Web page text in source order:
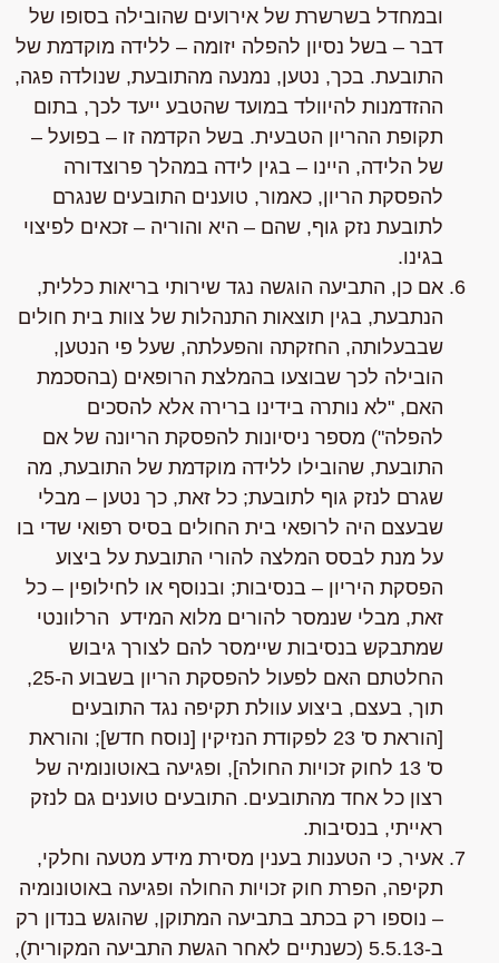
ובמחדל בשרשרת של אירועים שהובילה בסופו של
דבר – בשל נסיון להפלה יזומה – ללידה מוקדמת של
התובעת. בכך, נטען, נמנעה מהתובעת, שנולדה פגה,
ההזדמנות להיוולד במועד שהטבע ייעד לכך, בתום
תקופת ההריון הטבעית. בשל הקדמה זו – בפועל –
של הלידה, היינו – בגין לידה במהלך פרוצדורה
להפסקת הריון, כאמור, טוענים התובעים שנגרם
לתובעת נזק גוף, שהם – היא והוריה – זכאים לפיצוי
בגינו.
אם כן, התביעה הוגשה נגד שירותי בריאות כללית,
הנתבעת, בגין תוצאות התנהלות של צוות בית חולים
שבבעלותה, החזקתה והפעלתה, שעל פי הנטען,
הובילה לכך שבוצעו בהמלצת הרופאים (בהסכמת
האם, "לא נותרה בידינו ברירה אלא להסכים
להפלה") מספר ניסיונות להפסקת הריונה של אם
התובעת, שהובילו ללידה מוקדמת של התובעת, מה
שגרם לנזק גוף לתובעת; כל זאת, כך נטען – מבלי
שבעצם היה לרופאי בית החולים בסיס רפואי שדי בו
על מנת לבסס המלצה להורי התובעת על ביצוע
הפסקת היריון – בנסיבות; ובנוסף או לחילופין – כל
זאת, מבלי שנמסר להורים מלוא המידע הרלוונטי
שמתבקש בנסיבות שיימסר להם לצורך גיבוש
החלטתם האם לפעול להפסקת הריון בשבוע ה-25,
תוך, בעצם, ביצוע עוולת תקיפה נגד התובעים
הוראת ס' 23 לפקודת הנזיקין [נוסח חדש]; והוראת
ס' 13 לחוק זכויות החולה
], ופגיעה באוטונומיה של
רצון כל אחד מהתובעים. התובעים טוענים גם לנזק
ראייתי, בנסיבות.
אעיר, כי הטענות בענין מסירת מידע מטעה וחלקי,
תקיפה, הפרת חוק זכויות החולה ופגיעה באוטונומיה
– נוספו רקבכתב בתביעה המתוקן, שהוגש בנדון רק
ב-5.5.13 (כשנתיים לאחר הגשת התביעה המקורית),